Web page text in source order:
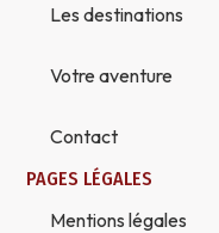
Les destinations
Votre aventure
Contact
PAGES LÉGALES
Mentions légales